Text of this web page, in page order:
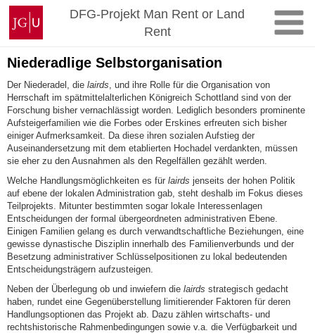
Zum
Inhalt
springen
Johannes
Gutenberg-
Universität
Mainz
DFG-Projekt Man Rent or Land
Rent
Niederadlige Selbstorganisation
Der Niederadel, die lairds , und ihre Rolle für die Organisation von
Herrschaft im spätmittelalterlichen Königreich Schottland sind von der
Forschung bisher vernachlässigt worden. Lediglich besonders prominente
Aufsteigerfamilien wie die Forbes oder Erskines erfreuten sich bisher
einiger Aufmerksamkeit. Da diese ihren sozialen Aufstieg der
Auseinandersetzung mit dem etablierten Hochadel verdankten, müssen
sie eher zu den Ausnahmen als den Regelfällen gezählt werden.
Welche Handlungsmöglichkeiten es für lairds jenseits der hohen Politik
auf ebene der lokalen Administration gab, steht deshalb im Fokus dieses
Teilprojekts. Mitunter bestimmten sogar lokale Interessenlagen
Entscheidungen der formal übergeordneten administrativen Ebene.
Einigen Familien gelang es durch verwandtschaftliche Beziehungen, eine
gewisse dynastische Disziplin innerhalb des Familienverbunds und der
Besetzung administrativer Schlüsselpositionen zu lokal bedeutenden
Entscheidungsträgern aufzusteigen.
Neben der Überlegung ob und inwiefern die lairds strategisch gedacht
haben, rundet eine Gegenüberstellung limitierender Faktoren für deren
Handlungsoptionen das Projekt ab. Dazu zählen wirtschafts- und
rechtshistorische Rahmenbedingungen sowie v.a. die Verfügbarkeit und